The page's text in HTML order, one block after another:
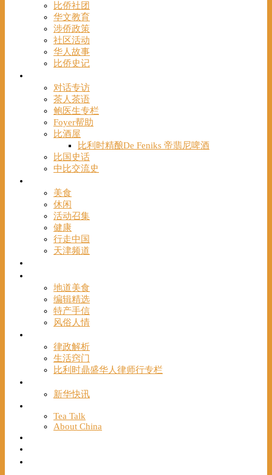
比侨社团
华文教育
涉侨政策
社区活动
华人故事
比侨史记
对话专访
茶人茶语
鲍医生专栏
Foyer帮助
比酒屋
比利时精酿De Feniks 帝翡尼啤酒
比国史话
中比交流史
美食
休闲
活动召集
健康
行走中国
天津频道
地道美食
编辑精选
特产手信
风俗人情
律政解析
生活窍门
比利时鼎盛华人律师行专栏
新华快讯
Tea Talk
About China